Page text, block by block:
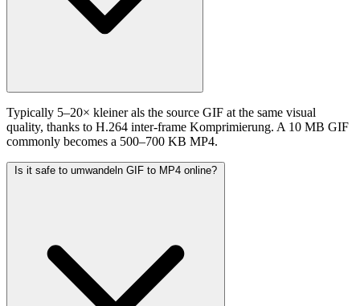
Typically 5–20× kleiner als the source GIF at the same visual
quality, thanks to H.264 inter-frame Komprimierung. A 10 MB GIF
commonly becomes a 500–700 KB MP4.
Is it safe to umwandeln GIF to MP4 online?